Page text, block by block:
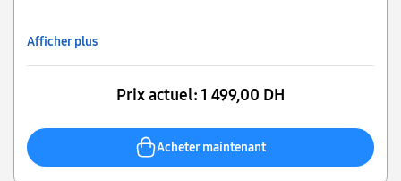
Afficher plus
Prix actuel:1 499,00 DH
Acheter maintenant